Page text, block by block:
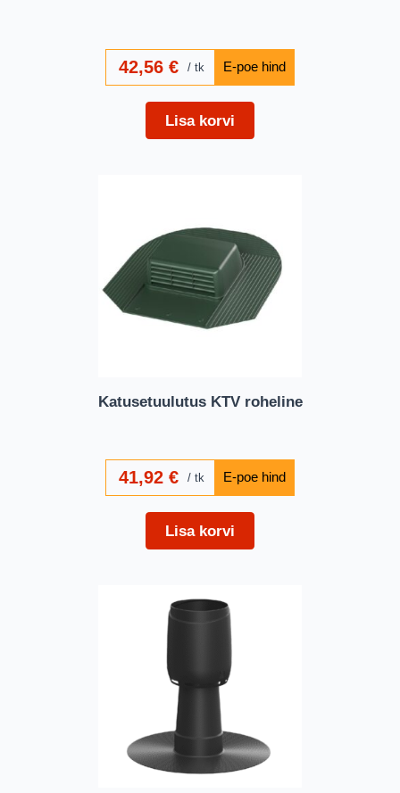
42,56 € tk
Lisa korvi
Katusetuulutus KTV roheline
41,92 € tk
Lisa korvi